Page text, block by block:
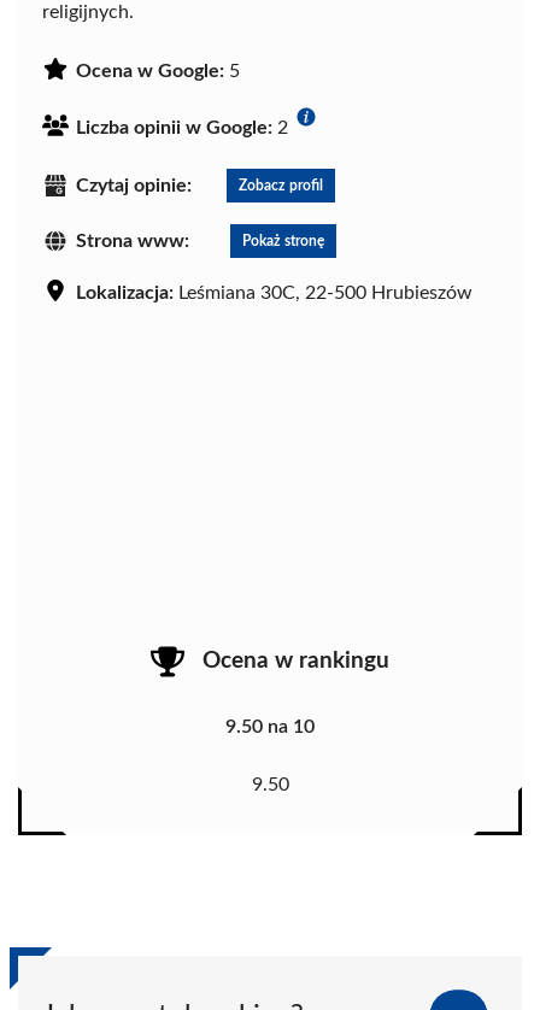
religijnych.
Ocena w Google: 5
Liczba opinii w Google: 2
Czytaj opinie: Zobacz profil
Strona www: Pokaż stronę
Lokalizacja: Leśmiana 30C, 22-500 Hrubieszów
Ocena w rankingu
9.50 na 10
9.50